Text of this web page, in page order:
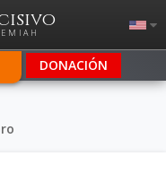
DONACIÓN